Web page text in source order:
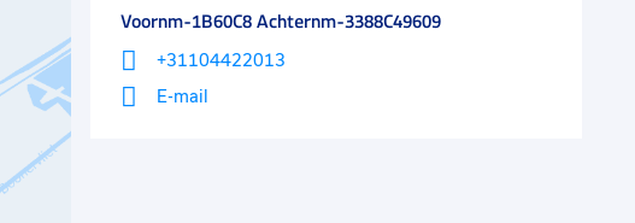
Voornm-1B60C8 Achternm-3388C49609
+31104422013
E-mail